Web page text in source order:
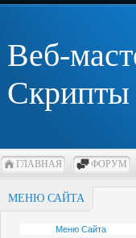
Веб-
ГЛАВНАЯ ФОРУМ
МЕНЮ САЙТА
Меню Сайта